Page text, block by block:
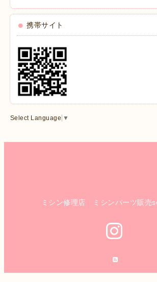
携帯サイト
Select Language ▼
ミシン修理店 ミシンパーツ販売